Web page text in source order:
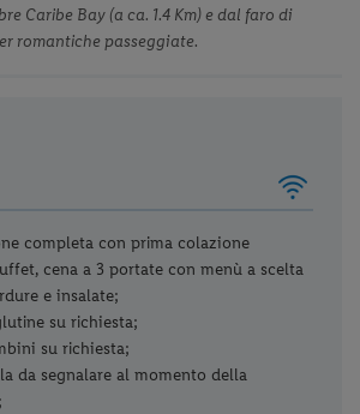
Caribe Bay (a ca. 1.4 Km) e dal faro di
romantiche passeggiate.
completa con prima colazione
cena a 3 portate con menù a scelta
e insalate;
su richiesta;
su richiesta;
da segnalare al momento della